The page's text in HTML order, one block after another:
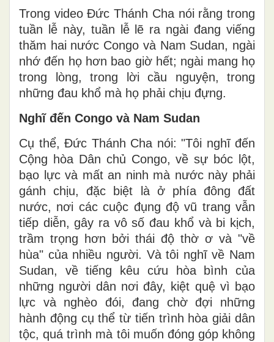
Trong video Đức Thánh Cha nói rằng trong
tuần lễ này, tuần lễ lẽ ra ngài đang viếng
thăm hai nước Congo và Nam Sudan, ngài
nhớ đến họ hơn bao giờ hết; ngài mang họ
trong lòng, trong lời cầu nguyện, trong
những đau khổ mà họ phải chịu đựng.
Nghĩ đến Congo và Nam Sudan
Cụ thể, Đức Thánh Cha nói: "Tôi nghĩ đến
Cộng hòa Dân chủ Congo, về sự bóc lột,
bạo lực và mất an ninh mà nước này phải
gánh chịu, đặc biệt là ở phía đông đất
nước, nơi các cuộc đụng độ vũ trang vẫn
tiếp diễn, gây ra vô số đau khổ và bi kịch,
trầm trọng hơn bởi thái độ thờ ơ và "về
hùa" của nhiều người. Và tôi nghĩ về Nam
Sudan, về tiếng kêu cứu hòa bình của
những người dân nơi đây, kiệt quệ vì bạo
lực và nghèo đói, đang chờ đợi những
hành động cụ thể từ tiến trình hòa giải dân
tộc, quá trình mà tôi muốn đóng góp không